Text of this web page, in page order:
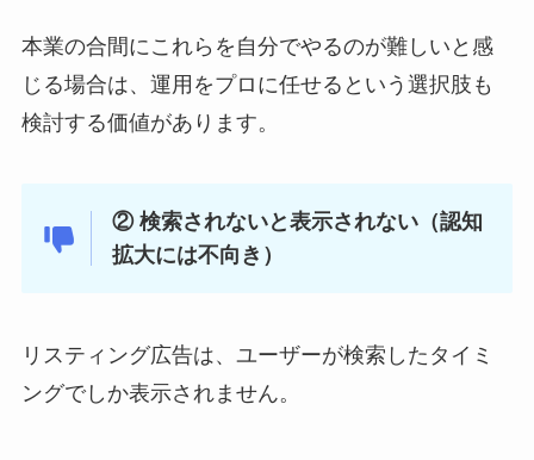
本業の合間にこれらを自分でやるのが難しいと感
じる場合は、運用をプロに任せるという選択肢も
検討する価値があります。
② 検索されないと表示されない（認知
拡大には不向き）
リスティング広告は、ユーザーが検索したタイミ
ングでしか表示されません。